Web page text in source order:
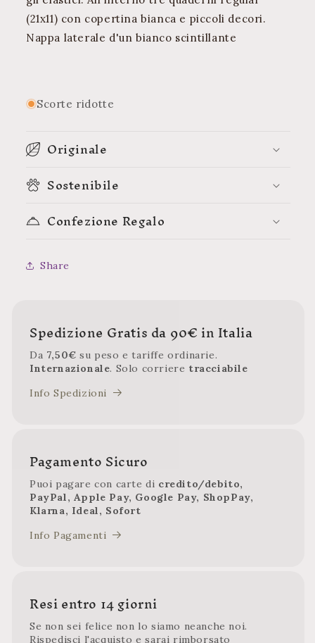
(21x11) con copertina bianca e piccoli decori.
Nappa laterale d'un bianco scintillante
Scorte ridotte
Originale
Sostenibile
Confezione Regalo
Share
Spedizione Gratis da 90€ in Italia
Da 7,50€su peso e tariffe ordinarie.
Internazionale. Solo corriere tracciabile
Info Spedizioni
Pagamento Sicuro
Puoi pagare con carte di credito/debito,
PayPal, Apple Pay, Google Pay, ShopPay,
Klarna, Ideal, Sofort
Info Pagamenti
Resi entro 14 giorni
Se non sei felice non lo siamo neanche noi.
Rispedisci l'acquisto e sarai rimborsato